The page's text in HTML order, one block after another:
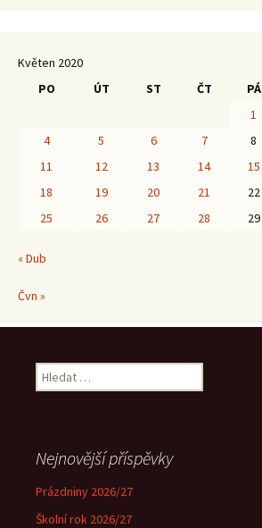
Květen 2020
PO
ÚT ST ČT PÁ
1
4
5 6 7 8
11
12 13 14 15
18
19 20 21 22
25
26 27 28 29
« Dub
Čvn »
Vyhledávání
Nejnovější příspěvky
Prázdniny 2026/27
Školní rok 2026/27